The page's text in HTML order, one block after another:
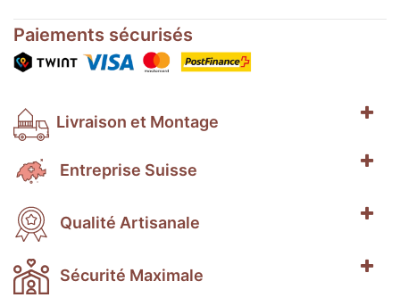
Paiements sécurisés
Livraison et Montage
Entreprise Suisse
Qualité Artisanale
Sécurité Maximale